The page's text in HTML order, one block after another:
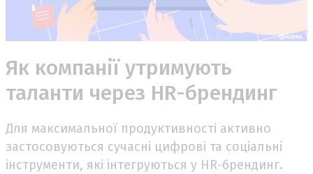
Як компанії утримують
таланти через HR-брендинг
Для максимальної продуктивності активно
застосовуються сучасні цифрові та соціальні
інструменти, які інтегруються у HR-брендинг.